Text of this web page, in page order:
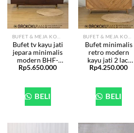
Bufet tv kayu jati
jepara minimalis
modern BHF-
300
Rp5.650.000
BELI
Bufet minimalis
retro modern
kayu jati 2 laci
BHF-296
Rp4.250.000
BELI